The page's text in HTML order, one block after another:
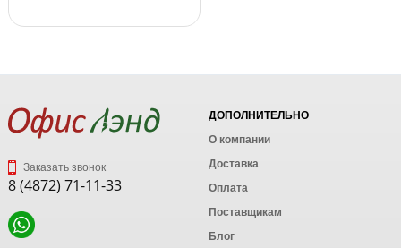
Заказать звонок
8 (4872) 71-11-33
ДОПОЛНИТЕЛЬНО
О компании
Доставка
Оплата
Поставщикам
Блог